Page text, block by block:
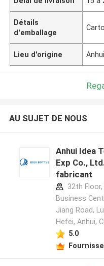
Détails
d'emballage
Lieu d'origine
AU SUJET DE NOUS
Anhui Idea
Exp Co.,
fabricant
32th
Business
Jiang Road,
Hefei, Anhui,
5.0